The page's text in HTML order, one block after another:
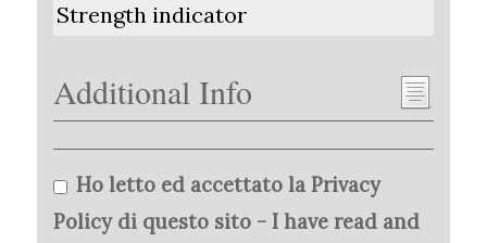
Strength indicator
Additional Info
Ho letto ed accettato la Privacy
Policy di questo sito - I have read and